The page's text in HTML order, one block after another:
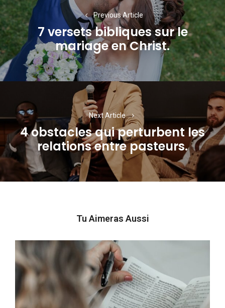
de
l’article
Previous Article
Previous
post:
7 versets bibliques sur le
mariage en Christ.
Next Article
Next
post:
4 obstacles qui perturbent les
relations entre pasteurs.
Tu Aimeras Aussi